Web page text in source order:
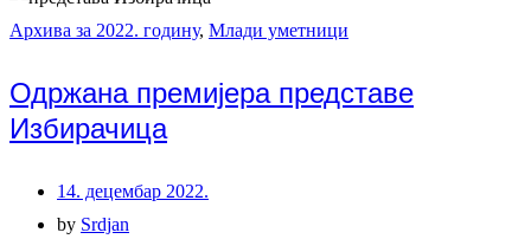
Архива за 2022. годину, Млади уметници
Одржана премијера представе
Избирачица
14. децембар 2022.
by Srdjan